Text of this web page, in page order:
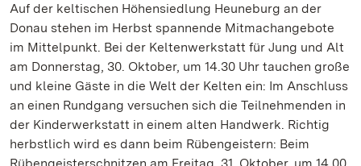
Auf der keltischen Höhensiedlung Heuneburg an der
Donau stehen im Herbst spannende Mitmachangebote
im Mittelpunkt. Bei der Keltenwerkstatt für Jung und Alt
am Donnerstag, 30. Oktober, um 14.30 Uhr tauchen große
und kleine Gäste in die Welt der Kelten ein: Im Anschluss
an einen Rundgang versuchen sich die Teilnehmenden in
der Kinderwerkstatt in einem alten Handwerk. Richtig
herbstlich wird es dann beim Rübengeistern: Beim